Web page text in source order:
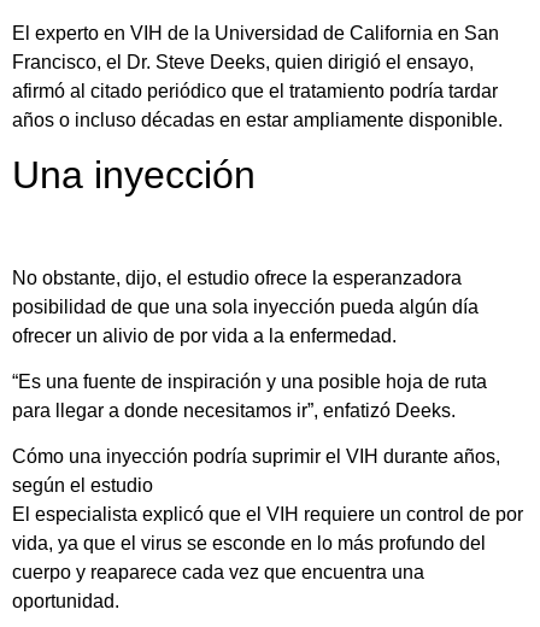
El experto en VIH de la Universidad de California en San
Francisco, el Dr. Steve Deeks, quien dirigió el ensayo,
afirmó al citado periódico que el tratamiento podría tardar
años o incluso décadas en estar ampliamente disponible.
Una inyección
No obstante, dijo, el estudio ofrece la esperanzadora
posibilidad de que una sola inyección pueda algún día
ofrecer un alivio de por vida a la enfermedad.
“Es una fuente de inspiración y una posible hoja de ruta
para llegar a donde necesitamos ir”, enfatizó Deeks.
Cómo una inyección podría suprimir el VIH durante años,
según el estudio
El especialista explicó que el VIH requiere un control de por
vida, ya que el virus se esconde en lo más profundo del
cuerpo y reaparece cada vez que encuentra una
oportunidad.